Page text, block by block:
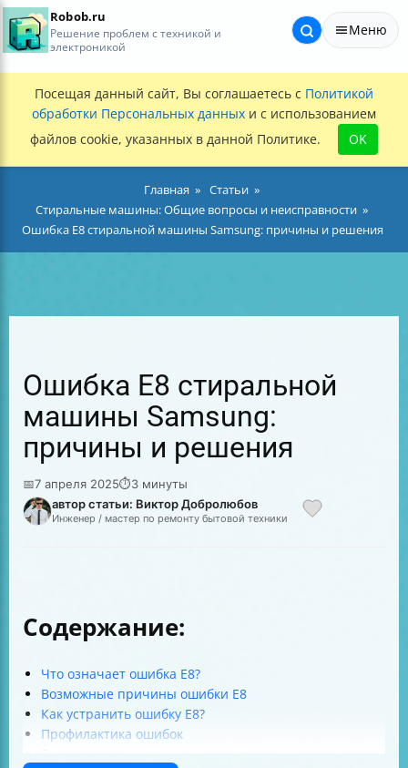
Robob.ru
Решение проблем с техникой и
электроникой
Меню
Посещая данный сайт, Вы соглашаетесь с Политикой
обработки Персональных данных и с использованием
файлов cookie, указанных в данной Политике.
OK
Главная
Статьи
Стиральные машины: Общие вопросы и неисправности
Ошибка E8 стиральной машины Samsung: причины и решения
Ошибка E8 стиральной
машины Samsung:
причины и решения
📅7 апреля 2025⏱3 минуты
автор статьи: Виктор Добролюбов
Инженер / мастер по ремонту бытовой техники
Содержание:
Что означает ошибка E8?
Возможные причины ошибки E8
Как устранить ошибку E8?
Профилактика ошибок